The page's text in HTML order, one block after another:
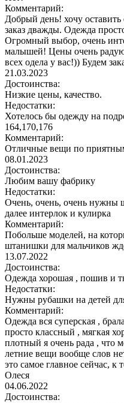
Комментарий:
Добрый день! хочу
заказ дважды. Одежда
Огромный выбор, очень
малышей! Цены очень
всех одела у вас!)) Будем
21.03.2023
Достоинства:
Низкие цены, качество.
Недостатки:
Хотелось бы одежду на
164,170,176
Комментарий:
Отличные вещи по
08.01.2023
Достоинства:
Любим вашу фабрику
Недостатки:
Очень, очень, очень нужны
далее интерлок и кулирка
Комментарий:
Побольше моделей, на
штанишки для мальчиков
13.07.2022
Достоинства:
Одежда хорошая , пошив и
Недостатки:
Нужны рубашки на детей
Комментарий:
Одежда вся суперская ,
просто классный , мягкая
плотный я очень рада , что
летние вещи вообще слов
это самое главное сейчас,
Олеся
04.06.2022
Достоинства: